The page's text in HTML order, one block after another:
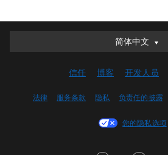
简体中文
简体中文
English (UK)
Français (Canada)
信任 博客 开发人员
法律 服务条款 隐私 负责任的披露
您的隐私选项